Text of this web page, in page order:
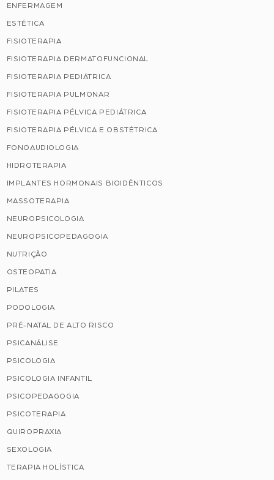
ENFERMAGEM
ESTÉTICA
FISIOTERAPIA
FISIOTERAPIA DERMATOFUNCIONAL
FISIOTERAPIA PEDIÁTRICA
FISIOTERAPIA PULMONAR
FISIOTERAPIA PÉLVICA PEDIÁTRICA
FISIOTERAPIA PÉLVICA E OBSTÉTRICA
FONOAUDIOLOGIA
HIDROTERAPIA
IMPLANTES HORMONAIS BIOIDÊNTICOS
MASSOTERAPIA
NEUROPSICOLOGIA
NEUROPSICOPEDAGOGIA
NUTRIÇÃO
OSTEOPATIA
PILATES
PODOLOGIA
PRÉ-NATAL DE ALTO RISCO
PSICANÁLISE
PSICOLOGIA
PSICOLOGIA INFANTIL
PSICOPEDAGOGIA
PSICOTERAPIA
QUIROPRAXIA
SEXOLOGIA
TERAPIA HOLÍSTICA